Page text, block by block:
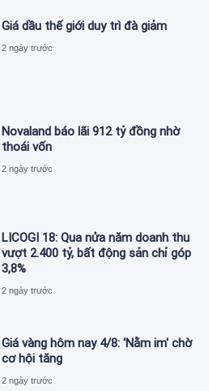
Giá dầu thế giới duy trì đà giảm
2 ngày trước
Novaland báo lãi 912 tỷ đồng nhờ
thoái vốn
2 ngày trước
LICOGI 18: Qua nửa năm doanh thu
vượt 2.400 tỷ, bất động sản chỉ góp
3,8%
2 ngày trước
Giá vàng hôm nay 4/8: 'Nằm im' chờ
cơ hội tăng
2 ngày trước